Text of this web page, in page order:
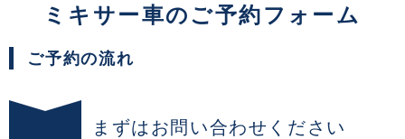
ミキサー車のご予約フォーム
ご予約の流れ
まずはお問い合わせください